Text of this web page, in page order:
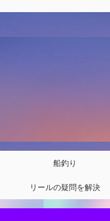
船釣り
リールの疑問を解決